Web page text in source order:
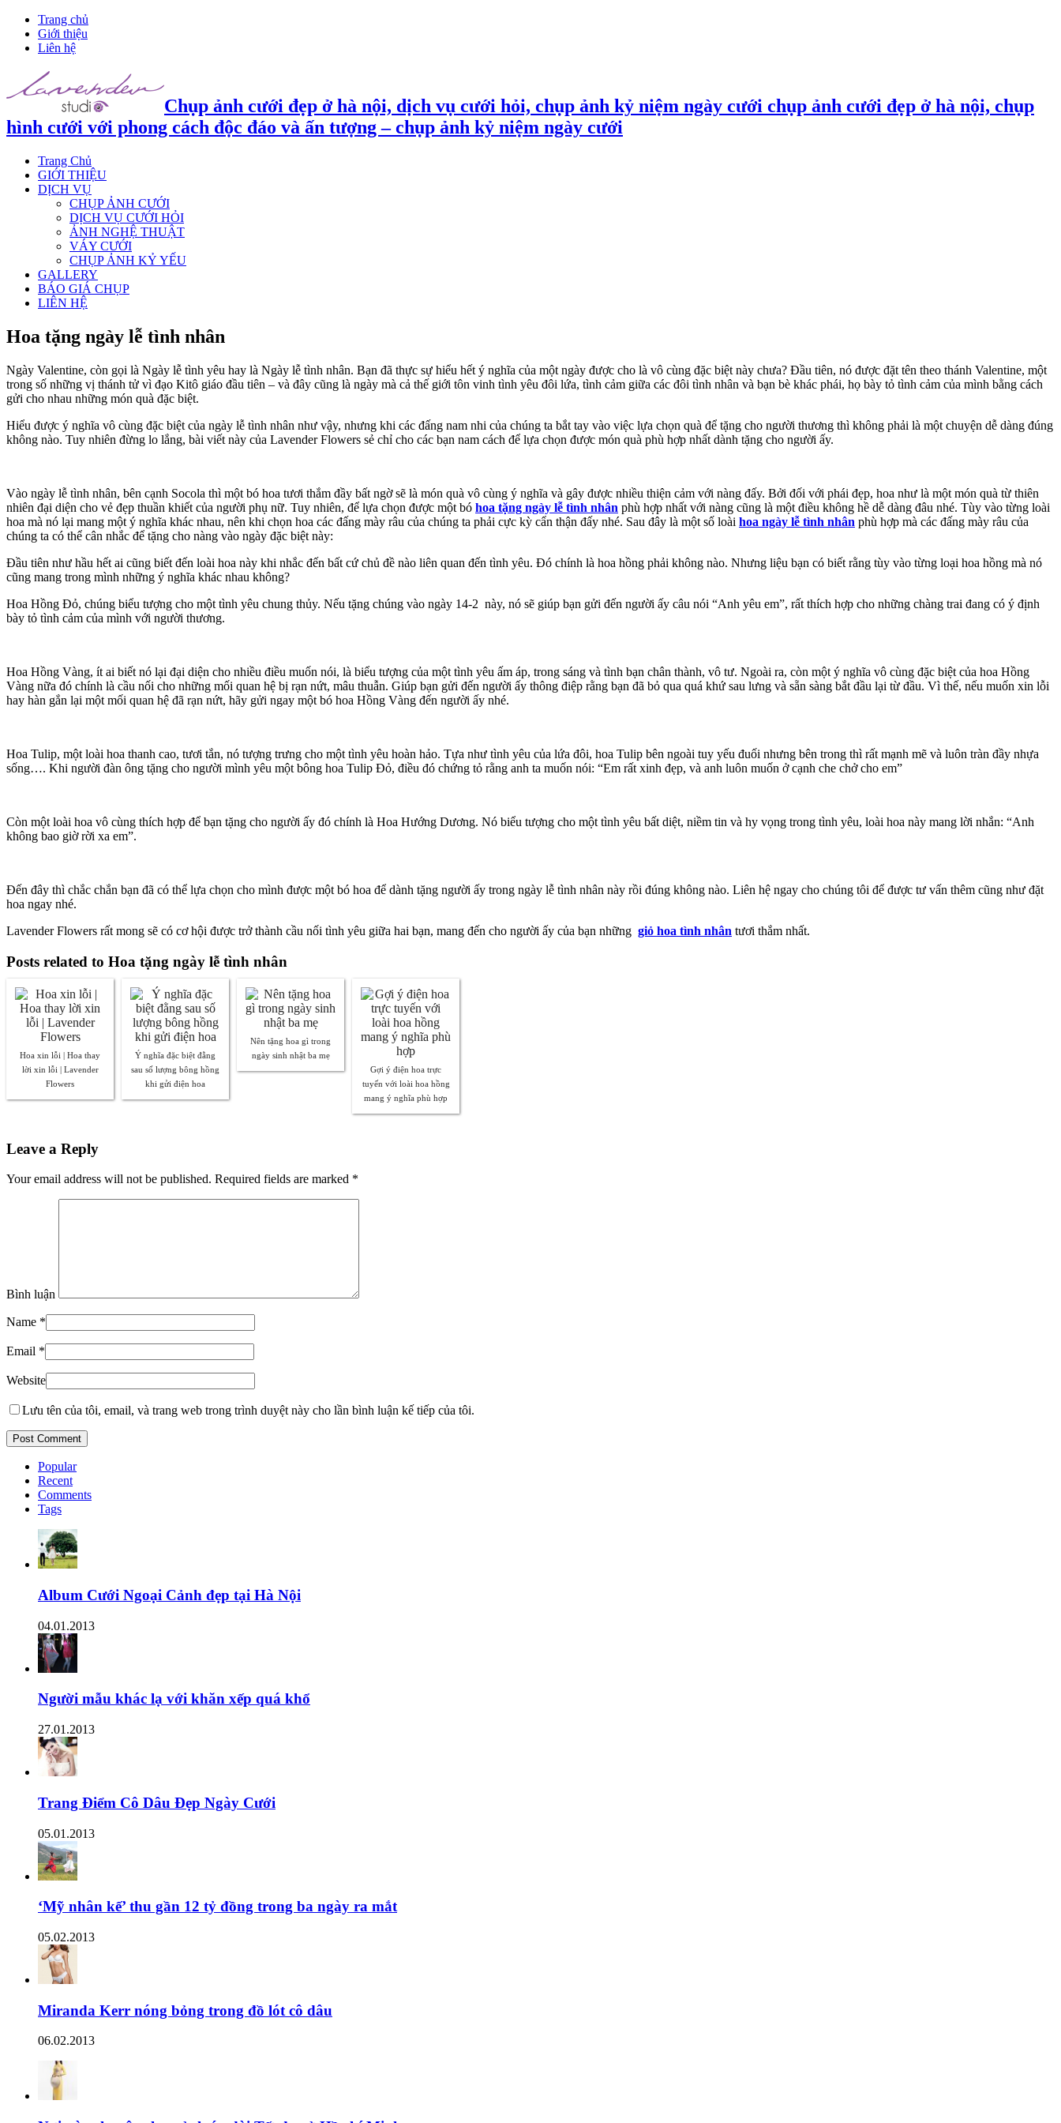
Trang chủ
Giới thiệu
Liên hệ
Chụp ảnh cưới đẹp ở hà nội, dịch vụ cưới hỏi, chụp ảnh kỷ niệm ngày cưới chụp ảnh cưới đẹp ở hà nội, chụp
hình cưới với phong cách độc đáo và ấn tượng – chụp ảnh kỷ niệm ngày cưới
Trang Chủ
GIỚI THIỆU
DỊCH VỤ
CHỤP ẢNH CƯỚI
DỊCH VỤ CƯỚI HỎI
ẢNH NGHỆ THUẬT
VÁY CƯỚI
CHỤP ẢNH KỶ YẾU
GALLERY
BÁO GIÁ CHỤP
LIÊN HỆ
Hoa tặng ngày lễ tình nhân
Ngày Valentine, còn gọi là Ngày lễ tình yêu hay là Ngày lễ tình nhân. Bạn đã thực sự hiểu hết ý nghĩa của một ngày được cho là vô cùng đặc biệt này chưa? Đầu tiên, nó được đặt tên theo thánh Valentine, một
trong số những vị thánh tử vì đạo Kitô giáo đầu tiên – và đây cũng là ngày mà cả thế giới tôn vinh tình yêu đôi lứa, tình cảm giữa các đôi tình nhân và bạn bè khác phái, họ bày tỏ tình cảm của mình bằng cách
gửi cho nhau những món quà đặc biệt.
Hiểu được ý nghĩa vô cùng đặc biệt của ngày lễ tình nhân như vậy, nhưng khi các đấng nam nhi của chúng ta bắt tay vào việc lựa chọn quà để tặng cho người thương thì không phải là một chuyện dễ dàng đúng
không nào. Tuy nhiên đừng lo lắng, bài viết này của Lavender Flowers sẻ chỉ cho các bạn nam cách để lựa chọn được món quà phù hợp nhất dành tặng cho người ấy.
Vào ngày lễ tình nhân, bên cạnh Socola thì một bó hoa tươi thắm đầy bất ngờ sẽ là món quà vô cùng ý nghĩa và gây được nhiều thiện cảm với nàng đấy. Bởi đối với phái đẹp, hoa như là một món quà từ thiên
nhiên đại diện cho vẻ đẹp thuần khiết của người phụ nữ. Tuy nhiên, để lựa chọn được một bó hoa tặng ngày lễ tình nhân phù hợp nhất với nàng cũng là một điều không hề dễ dàng đâu nhé. Tùy vào từng loài
hoa mà nó lại mang một ý nghĩa khác nhau, nên khi chọn hoa các đấng mày râu của chúng ta phải cực kỳ cẩn thận đấy nhé. Sau đây là một số loài hoa ngày lễ tình nhân phù hợp mà các đấng mày râu của
chúng ta có thể cân nhắc để tặng cho nàng vào ngày đặc biệt này:
Đầu tiên như hầu hết ai cũng biết đến loài hoa này khi nhắc đến bất cứ chủ đề nào liên quan đến tình yêu. Đó chính là hoa hồng phải không nào. Nhưng liệu bạn có biết rằng tùy vào từng loại hoa hồng mà nó
cũng mang trong mình những ý nghĩa khác nhau không?
Hoa Hồng Đỏ, chúng biểu tượng cho một tình yêu chung thủy. Nếu tặng chúng vào ngày 14-2 này, nó sẽ giúp bạn gửi đến người ấy câu nói “Anh yêu em”, rất thích hợp cho những chàng trai đang có ý định
bày tỏ tình cảm của mình với người thương.
Hoa Hồng Vàng, ít ai biết nó lại đại diện cho nhiều điều muốn nói, là biểu tượng của một tình yêu ấm áp, trong sáng và tình bạn chân thành, vô tư. Ngoài ra, còn một ý nghĩa vô cùng đặc biệt của hoa Hồng
Vàng nữa đó chính là cầu nối cho những mối quan hệ bị rạn nứt, mâu thuẫn. Giúp bạn gửi đến người ấy thông điệp rằng bạn đã bỏ qua quá khứ sau lưng và sẵn sàng bắt đầu lại từ đầu. Vì thế, nếu muốn xin lỗi
hay hàn gắn lại một mối quan hệ đã rạn nứt, hãy gửi ngay một bó hoa Hồng Vàng đến người ấy nhé.
Hoa Tulip, một loài hoa thanh cao, tươi tắn, nó tượng trưng cho một tình yêu hoàn hảo. Tựa như tình yêu của lứa đôi, hoa Tulip bên ngoài tuy yếu đuối nhưng bên trong thì rất mạnh mẽ và luôn tràn đầy nhựa
sống…. Khi người đàn ông tặng cho người mình yêu một bông hoa Tulip Đỏ, điều đó chứng tỏ rằng anh ta muốn nói: “Em rất xinh đẹp, và anh luôn muốn ở cạnh che chở cho em”
Còn một loài hoa vô cùng thích hợp để bạn tặng cho người ấy đó chính là Hoa Hướng Dương. Nó biểu tượng cho một tình yêu bất diệt, niềm tin và hy vọng trong tình yêu, loài hoa này mang lời nhắn: “Anh
không bao giờ rời xa em”.
Đến đây thì chắc chắn bạn đã có thể lựa chọn cho mình được một bó hoa để dành tặng người ấy trong ngày lễ tình nhân này rồi đúng không nào. Liên hệ ngay cho chúng tôi để được tư vấn thêm cũng như đặt
hoa ngay nhé.
Lavender Flowers rất mong sẽ có cơ hội được trở thành cầu nối tình yêu giữa hai bạn, mang đến cho người ấy của bạn những giỏ hoa tình nhân tươi thắm nhất.
Posts related to Hoa tặng ngày lễ tình nhân
Hoa xin lỗi | Hoa thay
lời xin lỗi | Lavender
Flowers
Ý nghĩa đặc biệt đằng
sau số lượng bông hồng
khi gửi điện hoa
Nên tặng hoa gì trong
ngày sinh nhật ba mẹ
Gợi ý điện hoa trực
tuyến với loài hoa hồng
mang ý nghĩa phù hợp
Leave a Reply
Your email address will not be published. Required fields are marked *
Bình luận
Name *
Email *
Website
Lưu tên của tôi, email, và trang web trong trình duyệt này cho lần bình luận kế tiếp của tôi.
Popular
Recent
Comments
Tags
Album Cưới Ngoại Cảnh đẹp tại Hà Nội
04.01.2013
Người mẫu khác lạ với khăn xếp quá khổ
27.01.2013
Trang Điểm Cô Dâu Đẹp Ngày Cưới
05.01.2013
‘Mỹ nhân kế’ thu gần 12 tỷ đồng trong ba ngày ra mắt
05.02.2013
Miranda Kerr nóng bỏng trong đồ lót cô dâu
06.02.2013